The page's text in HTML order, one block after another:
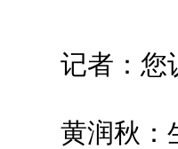
记者：您
黄润秋：